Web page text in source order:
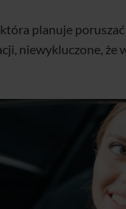
planuje
niewykluczone, że